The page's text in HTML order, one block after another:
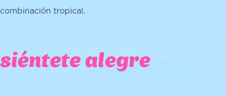
combinación tropical.
siéntete alegre